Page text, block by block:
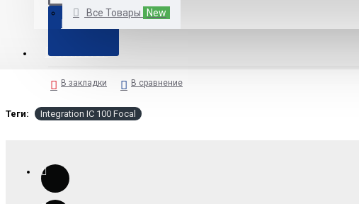
Все Товары New
КУПИТЬ
В закладки В сравнение
Теги: Integration IC 100 Focal